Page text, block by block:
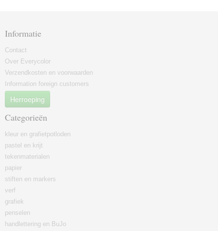
Informatie
Contact
Over Everycolor
Verzendkosten en voorwaarden
Information foreign customers
Herroeping
Categorieën
kleur en grafietpotloden
pastel en krijt
tekenmaterialen
papier
stiften en markers
verf
grafiek
penselen
handlettering en BuJo